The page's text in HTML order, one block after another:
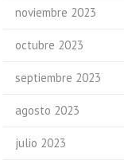
noviembre 2023
octubre 2023
septiembre 2023
agosto 2023
julio 2023